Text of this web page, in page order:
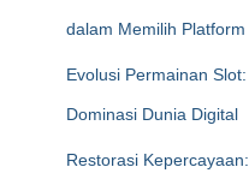
dalam Memilih Platform
Evolusi Permainan
Dominasi Dunia Digital
Restorasi